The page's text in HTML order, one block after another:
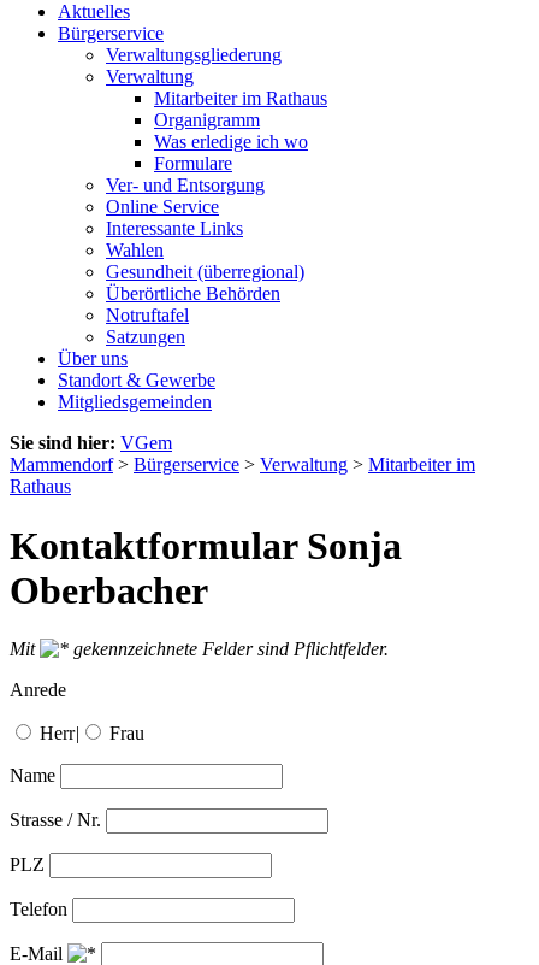
Aktuelles
Bürgerservice
Verwaltungsgliederung
Verwaltung
Mitarbeiter im Rathaus
Organigramm
Was erledige ich wo
Formulare
Ver- und Entsorgung
Online Service
Interessante Links
Wahlen
Gesundheit (überregional)
Überörtliche Behörden
Notruftafel
Satzungen
Über uns
Standort & Gewerbe
Mitgliedsgemeinden
Sie sind hier: VGem
Mammendorf> Bürgerservice > Verwaltung > Mitarbeiter im
Rathaus
Kontaktformular Sonja
Oberbacher
Mit
gekennzeichnete Felder sind Pflichtfelder.
Anrede
Herr| Frau
Name
Strasse / Nr.
PLZ
Telefon
E-Mail